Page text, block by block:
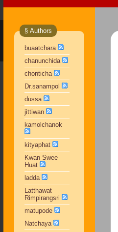
§ Authors
buaatchara
chanunchida
chonticha
Dr.sanampol
dussa
jittiwan
kamolchanok
kityaphat
Kwan Swee
Huat
ladda
Latthawat
Rimpirangsri
matupode
Natchaya